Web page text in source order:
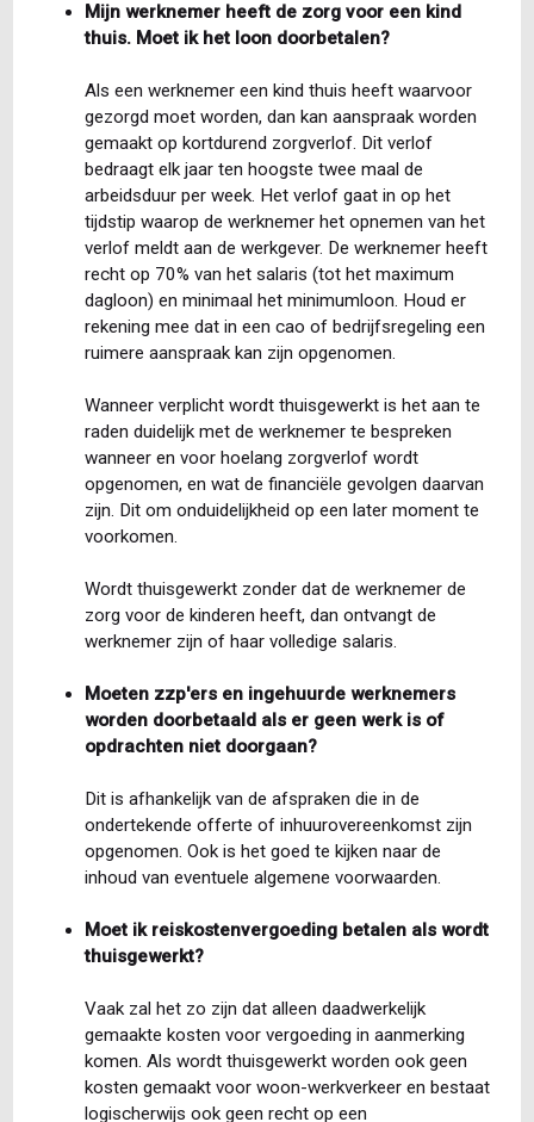
Mijn werknemer heeft de zorg voor een kind
thuis. Moet ik het loon doorbetalen?
Als een werknemer een kind thuis heeft waarvoor
gezorgd moet worden, dan kan aanspraak worden
gemaakt op kortdurend zorgverlof. Dit verlof
bedraagt elk jaar ten hoogste twee maal de
arbeidsduur per week. Het verlof gaat in op het
tijdstip waarop de werknemer het opnemen van het
verlof meldt aan de werkgever. De werknemer heeft
recht op 70% van het salaris (tot het maximum
dagloon) en minimaal het minimumloon. Houd er
rekening mee dat in een cao of bedrijfsregeling een
ruimere aanspraak kan zijn opgenomen.
Wanneer verplicht wordt thuisgewerkt is het aan te
raden duidelijk met de werknemer te bespreken
wanneer en voor hoelang zorgverlof wordt
opgenomen, en wat de financiële gevolgen daarvan
zijn. Dit om onduidelijkheid op een later moment te
voorkomen.
Wordt thuisgewerkt zonder dat de werknemer de
zorg voor de kinderen heeft, dan ontvangt de
werknemer zijn of haar volledige salaris.
Moeten zzp'ers en ingehuurde werknemers
worden doorbetaald als er geen werk is of
opdrachten niet doorgaan?
Dit is afhankelijk van de afspraken die in de
ondertekende offerte of inhuurovereenkomst zijn
opgenomen. Ook is het goed te kijken naar de
inhoud van eventuele algemene voorwaarden.
Moet ik reiskostenvergoeding betalen als wordt
thuisgewerkt?
Vaak zal het zo zijn dat alleen daadwerkelijk
gemaakte kosten voor vergoeding in aanmerking
komen. Als wordt thuisgewerkt worden ook geen
kosten gemaakt voor woon-werkverkeer en bestaat
logischerwijs ook geen recht op een